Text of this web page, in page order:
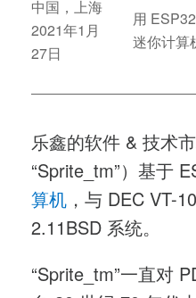
中国，上海
2021年1月
27日
用
迷你计算
乐鑫的软件 & 技术
“Sprite_tm”）基于
算机 ，与 DEC VT-
2.11BSD 系统。
“Sprite_tm”一直对